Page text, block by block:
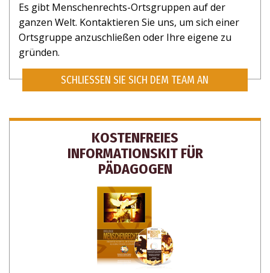
Es gibt Menschenrechts-Ortsgruppen auf der
ganzen Welt. Kontaktieren Sie uns, um sich einer
Ortsgruppe anzuschließen oder Ihre eigene zu
gründen.
SCHLIESSEN SIE SICH DEM TEAM AN
KOSTENFREIES
INFORMATIONSKIT FÜR
PÄDAGOGEN